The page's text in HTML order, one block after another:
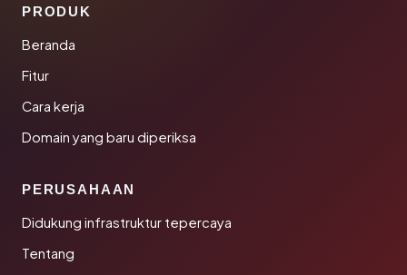
PRODUK
Beranda
Fitur
Cara kerja
Domain yang baru diperiksa
PERUSAHAAN
Didukung infrastruktur tepercaya
Tentang